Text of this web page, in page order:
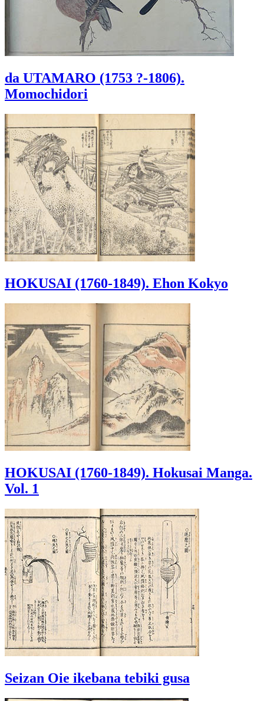
da UTAMARO (1753 ?-1806).
Momochidori
HOKUSAI (1760-1849). Ehon Kokyo
HOKUSAI (1760-1849). Hokusai Manga.
Vol. 1
Seizan Oie ikebana tebiki gusa